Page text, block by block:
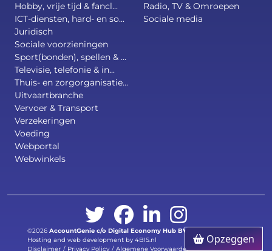
Opzeggen
Hobby, vrije tijd & fancl...
ICT-diensten, hard- en so...
Juridisch
Radio, TV & Omroepen
Sociale media
Sociale voorzieningen
Sport(bonden), spellen & ...
Televisie, telefonie & in...
Thuis- en zorgorganisatie...
Uitvaartbranche
Vervoer & Transport
Verzekeringen
Voeding
Webportal
Webwinkels
©2026 AccountGenie c/o Digital Economy Hub BV
Hosting and web development by 4BIS.nl
Disclaimer / Privacy Policy / Algemene Voorwaarden